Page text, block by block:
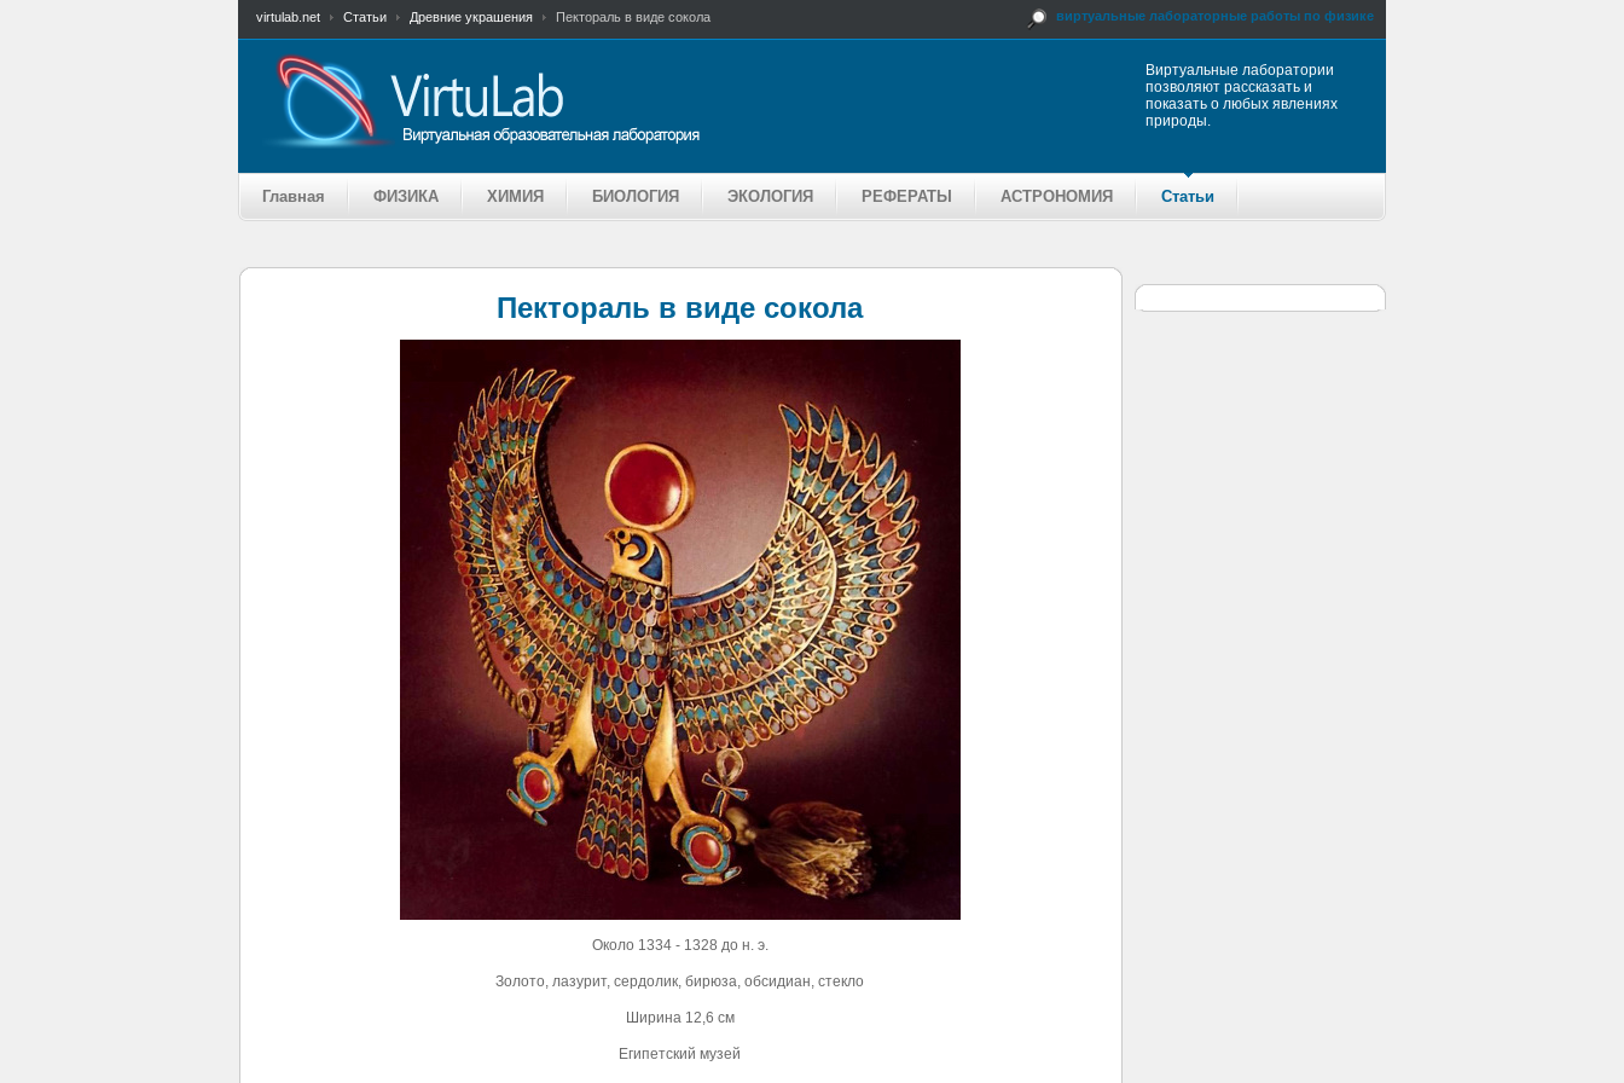
виртуальные лабораторные работы по физике
virtulab.net Статьи Древние украшения Пектораль в виде сокола
Виртуальные лаборатории
позволяют рассказать и
показать о любых явлениях
природы.
Главная ФИЗИКА ХИМИЯ БИОЛОГИЯ ЭКОЛОГИЯ РЕФЕРАТЫ АСТРОНОМИЯ Статьи
Пектораль в виде сокола
Около 1334 - 1328 до н. э.
Золото, лазурит, сердолик, бирюза, обсидиан, стекло
Ширина 12,6 см
Египетский музей